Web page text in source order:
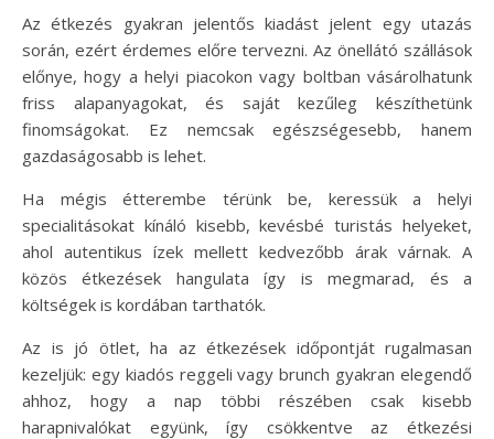
Az étkezés gyakran jelentős kiadást jelent egy utazás
során, ezért érdemes előre tervezni. Az önellátó szállások
előnye, hogy a helyi piacokon vagy boltban vásárolhatunk
friss alapanyagokat, és saját kezűleg készíthetünk
finomságokat. Ez nemcsak egészségesebb, hanem
gazdaságosabb is lehet.
Ha mégis étterembe térünk be, keressük a helyi
specialitásokat kínáló kisebb, kevésbé turistás helyeket,
ahol autentikus ízek mellett kedvezőbb árak várnak. A
közös étkezések hangulata így is megmarad, és a
költségek is kordában tarthatók.
Az is jó ötlet, ha az étkezések időpontját rugalmasan
kezeljük: egy kiadós reggeli vagy brunch gyakran elegendő
ahhoz, hogy a nap többi részében csak kisebb
harapnivalókat együnk, így csökkentve az étkezési